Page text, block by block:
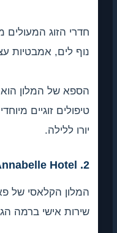
חדרי הזוג
נוף לים, אמבטיות
הספא של המלון
יורו ללילה.
2. Annabelle Hotel
המלון הקלאסי של
שירות אישי ברמה